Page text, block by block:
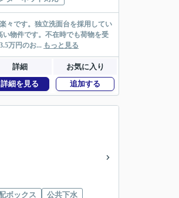
々です。独立洗面台を採用してい
物件です。不在時でも荷物を受
万円のお... もっと見る
詳細
お気に入り
詳細を見る 追加する
ボックス 公共下水